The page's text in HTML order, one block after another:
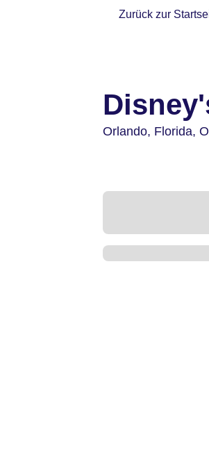
Zurück zur
Orlando, Florida,